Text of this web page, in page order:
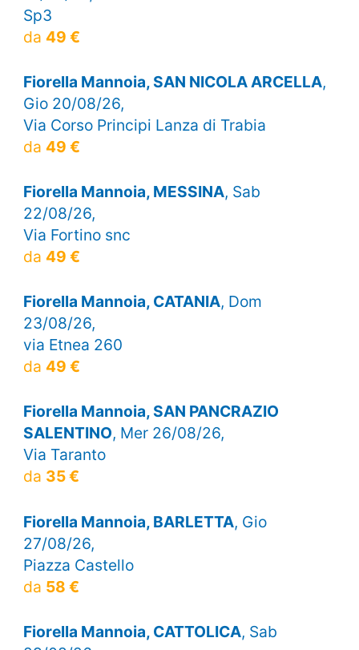
Sp3
da 49 €
Fiorella Mannoia, SAN NICOLA ARCELLA,
Gio 20/08/26,
Via Corso Principi Lanza di Trabia
da 49 €
Fiorella Mannoia, MESSINA, Sab
22/08/26,
Via Fortino snc
da 49 €
Fiorella Mannoia, CATANIA, Dom
23/08/26,
via Etnea 260
da 49 €
Fiorella Mannoia, SAN PANCRAZIO
SALENTINO, Mer 26/08/26,
Via Taranto
da 35 €
Fiorella Mannoia, BARLETTA, Gio
27/08/26,
Piazza Castello
da 58 €
Fiorella Mannoia, CATTOLICA, Sab